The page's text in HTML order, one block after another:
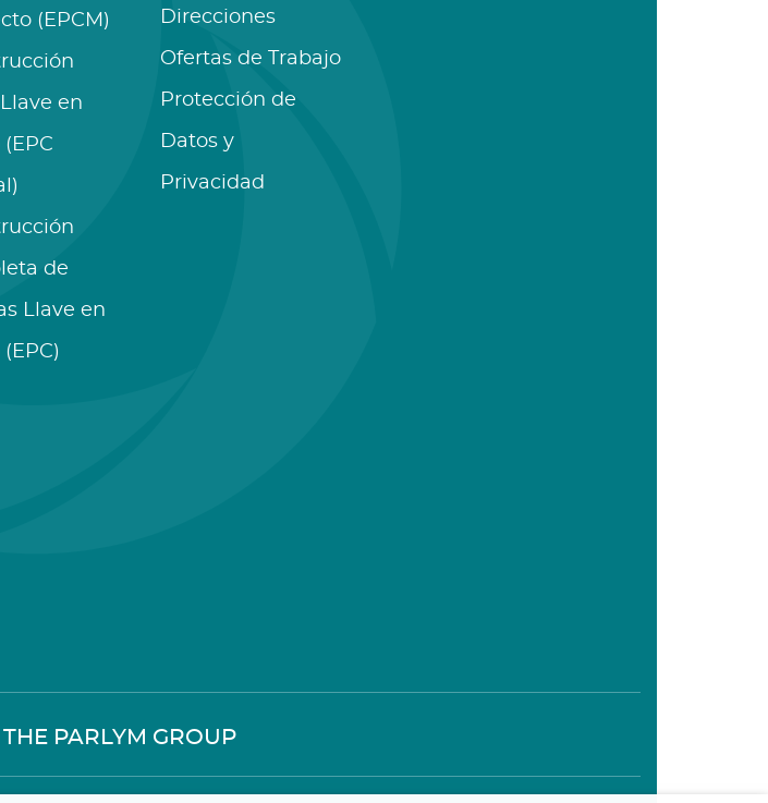
(EPCM)
en
de
Llave en
Direcciones
Ofertas de Trabajo
Protección de
Datos y
Privacidad
PARLYM GROUP